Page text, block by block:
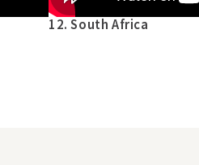
12. South Africa